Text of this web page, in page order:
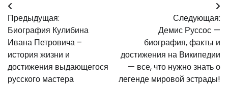
Навигация
по
записям
Предыдущая:
Биография Кулибина
Ивана Петровича –
история жизни и
достижения выдающегося
русского мастера
Следующая:
Демис Руссос —
биография, факты и
достижения на Википедии
— все, что нужно знать о
легенде мировой эстрады!